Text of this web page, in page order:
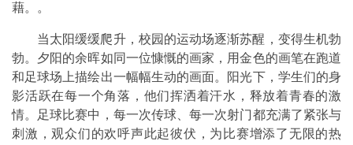
藉。。
当太阳缓缓爬升，校园的运动场逐渐苏醒，变得生机勃
勃。夕阳的余晖如同一位慷慨的画家，用金色的画笔在跑道
和足球场上描绘出一幅幅生动的画面。阳光下，学生们的身
影活跃在每一个角落，他们挥洒着汗水，释放着青春的激
情。足球比赛中，每一次传球、每一次射门都充满了紧张与
刺激，观众们的欢呼声此起彼伏，为比赛增添了无限的热